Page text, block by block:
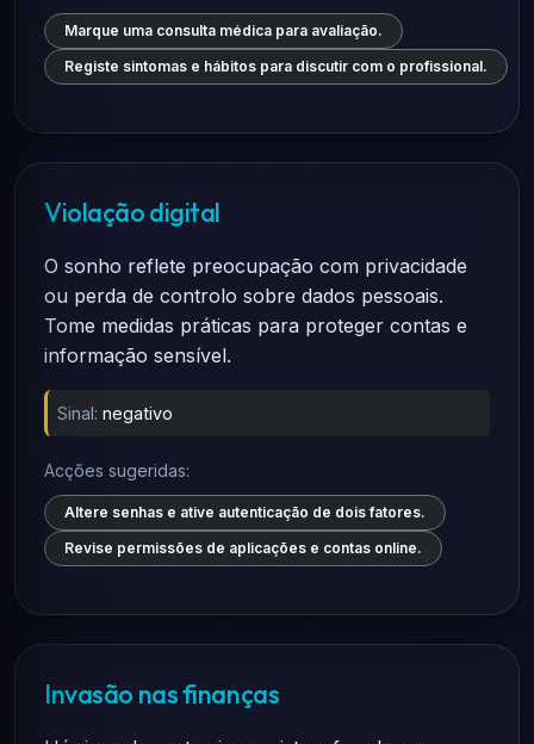
Marque uma consulta médica para avaliação.
Registe sintomas e hábitos para discutir com o profissional.
Violação digital
O sonho reflete preocupação com privacidade
ou perda de controlo sobre dados pessoais.
Tome medidas práticas para proteger contas e
informação sensível.
Sinal: negativo
Acções sugeridas:
Altere senhas e ative autenticação de dois fatores.
Revise permissões de aplicações e contas online.
Invasão nas finanças